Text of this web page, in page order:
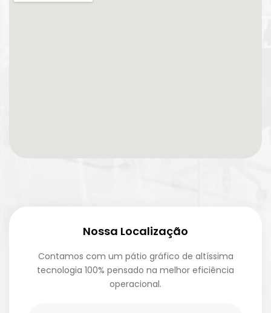
Nossa Localização
Contamos com um pátio gráfico de altíssima
tecnologia 100% pensado na melhor eficiência
operacional.